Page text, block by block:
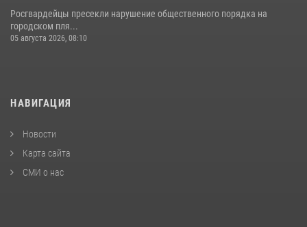
Росгвардейцы пресекли нарушение общественного порядка на
городском пля...
05 августа 2026, 08:10
НАВИГАЦИЯ
Новости
Карта сайта
СМИ о нас